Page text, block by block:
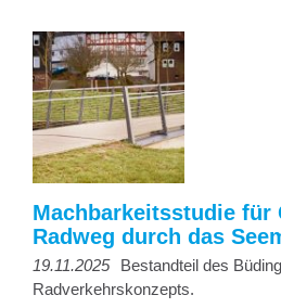
Machbarkeitsstudie für
Radweg durch das
19.11.2025
Bestandteil des
Radverkehrskonzepts.